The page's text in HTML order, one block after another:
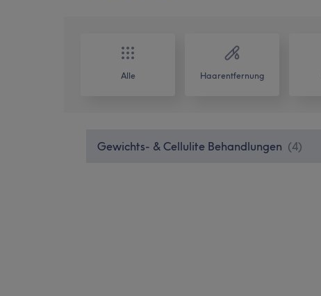
Alle Haarentfernung
Gewichts- & Cellulite Behandlungen (4)